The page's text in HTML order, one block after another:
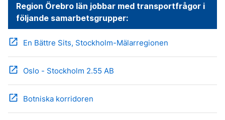
Region Örebro län jobbar med transportfrågor i
följande samarbetsgrupper:
open_in_new En Bättre Sits, Stockholm-Mälarregionen
open_in_new Oslo - Stockholm 2.55 AB
open_in_new Botniska korridoren